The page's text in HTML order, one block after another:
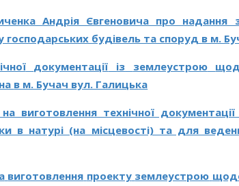
Андрія Євгеновича про надання
будівель та споруд в м.
документації із землеустрою
в м. Бучач вул. Галицька
виготовлення технічної
в натурі (на місцевості) та для
виготовлення проекту землеустрою